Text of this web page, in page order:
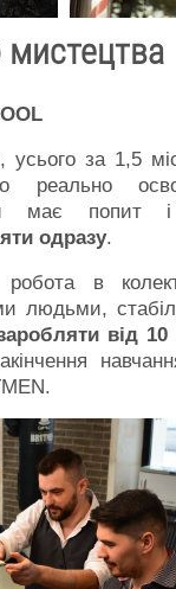
за 1,5
реально
має попит
одразу.
в
людьми,
від 10